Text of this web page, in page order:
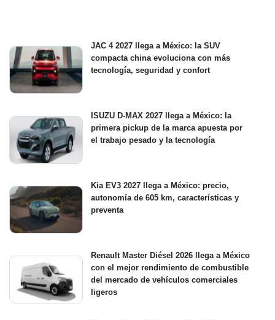
JAC 4 2027 llega a México: la SUV
compacta china evoluciona con más
tecnología, seguridad y confort
ISUZU D-MAX 2027 llega a México: la
primera pickup de la marca apuesta por
el trabajo pesado y la tecnología
Kia EV3 2027 llega a México: precio,
autonomía de 605 km, características y
preventa
Renault Master Diésel 2026 llega a México
con el mejor rendimiento de combustible
del mercado de vehículos comerciales
ligeros